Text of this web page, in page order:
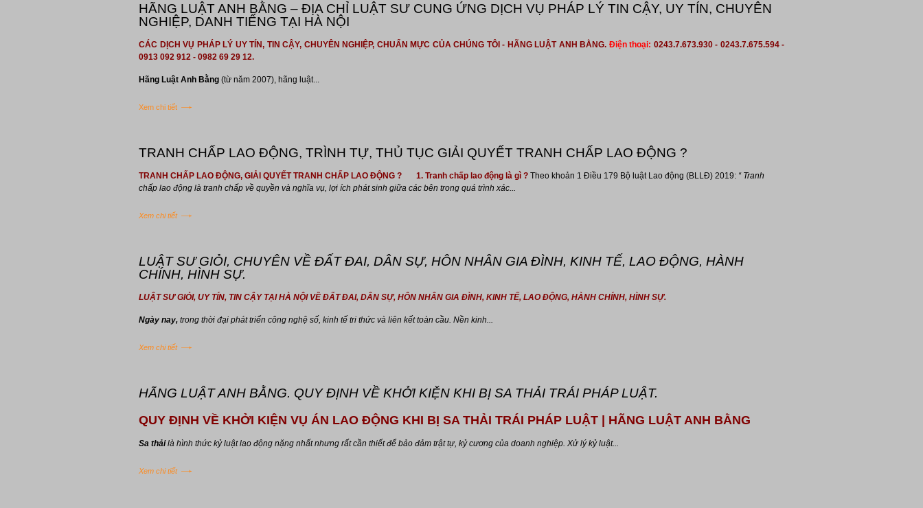
HÃNG LUẬT ANH BẰNG – ĐỊA CHỈ LUẬT SƯ CUNG ỨNG DỊCH VỤ PHÁP LÝ TIN CẬY, UY TÍN, CHUYÊN
NGHIỆP, DANH TIẾNG TẠI HÀ NỘI
CÁC DỊCH VỤ PHÁP LÝ UY TÍN, TIN CẬY, CHUYÊN NGHIỆP, CHUẨN MỰC CỦA CHÚNG TÔI - HÃNG LUẬT ANH BẰNG. Điện thoại: 0243.7.673.930 - 0243.7.675.594 -
0913 092 912 - 0982 69 29 12.
Hãng Luật Anh Bằng (từ năm 2007), hãng luật...
Xem chi tiết
TRANH CHẤP LAO ĐỘNG, TRÌNH TỰ, THỦ TỤC GIẢI QUYẾT TRANH CHẤP LAO ĐỘNG ?
TRANH CHẤP LAO ĐỘNG, GIẢI QUYẾT TRANH CHẤP LAO ĐỘNG ? 1. Tranh chấp lao động là gì ? Theo khoản 1 Điều 179 Bộ luật Lao động (BLLĐ) 2019: “ Tranh
chấp lao động là tranh chấp về quyền và nghĩa vụ, lợi ích phát sinh giữa các bên trong quá trình xác...
Xem chi tiết
LUẬT SƯ GIỎI, CHUYÊN VỀ ĐẤT ĐAI, DÂN SỰ, HÔN NHÂN GIA ĐÌNH, KINH TẾ, LAO ĐỘNG, HÀNH
CHÍNH, HÌNH SỰ.
LUẬT SƯ GIỎI, UY TÍN, TIN CẬY TẠI HÀ NỘI VỀ ĐẤT ĐAI, DÂN SỰ, HÔN NHÂN GIA ĐÌNH, KINH TẾ, LAO ĐỘNG, HÀNH CHÍNH, HÌNH SỰ.
Ngày nay, trong thời đại phát triển công nghệ số, kinh tế tri thức và liên kết toàn cầu. Nền kinh...
Xem chi tiết
HÃNG LUẬT ANH BẰNG. QUY ĐỊNH VỀ KHỞI KIỆN KHI BỊ SA THẢI TRÁI PHÁP LUẬT.
QUY ĐỊNH VỀ KHỞI KIỆN VỤ ÁN LAO ĐỘNG KHI BỊ SA THẢI TRÁI PHÁP LUẬT | HÃNG LUẬT ANH BẰNG
Sa thảilà hình thức kỷ luật lao động nặng nhất nhưng rất cần thiết để bảo đảm trật tự, kỷ cương của doanh nghiệp. Xử lý kỷ luật...
Xem chi tiết